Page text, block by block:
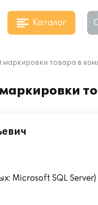
Каталог
маркировки товара в
Microsoft SQL Server)